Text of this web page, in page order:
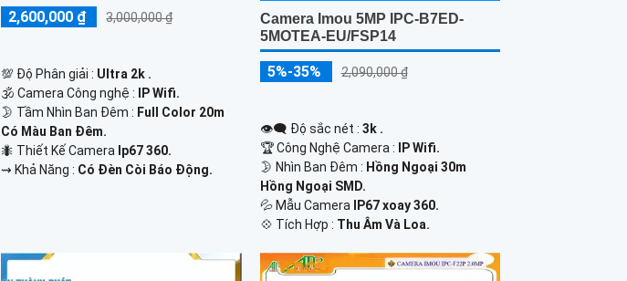
2,600,000 ₫ 3,000,000 ₫
💯 Độ Phân giải : Ultra 2k .
🕉️ Camera Công nghệ :
IP Wifi.
🌛 Tầm Nhìn Ban Đêm : Full Color 20m
Có Màu Ban Đêm.
🐜 Thiết Kế Camera Ip67 360.
️⇝ Khả Năng : Có Đèn Còi Báo Động.
Camera Imou 5MP IPC-B7ED-
5MOTEA-EU/FSP14
5%-35% 2,090,000 ₫
👁️‍🗨 Độ sắc nét : 3k .
🏆 Công Nghệ Camera :
IP Wifi.
🌛 Nhìn Ban Đêm : Hồng Ngoại 30m
Hồng Ngoại SMD.
💦 Mẫu Camera
IP67 xoay 360.
️💠 Tích Hợp : Thu Âm Và Loa.